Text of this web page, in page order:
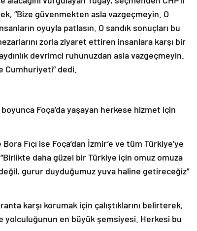
“Bize güvenmekten asla vazgeçmeyin. O
oyuyla patlasın. O sandık sonuçları bu
zorla ziyaret ettiren insanlara karşı bir
devrimci ruhunuzdan asla vazgeçmeyin.
Cumhuriyeti” dedi.
daha güzel bir Türkiye için omuz omuza
değil, gurur duyduğumuz yuva haline getireceğiz”
yolculuğunun en büyük şemsiyesi. Herkesi bu